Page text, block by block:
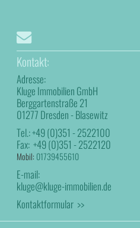
Kontakt:
Adresse:
Kluge Immobilien GmbH
Berggartenstraße 21
01277 Dresden - Blasewitz
Tel.:+49 (0)351 - 2522100
Fax:+49 (0)351 - 2522120
Mobil: 01739455610
E-mail:
kluge@kluge-immobilien.de
Kontaktformular >>